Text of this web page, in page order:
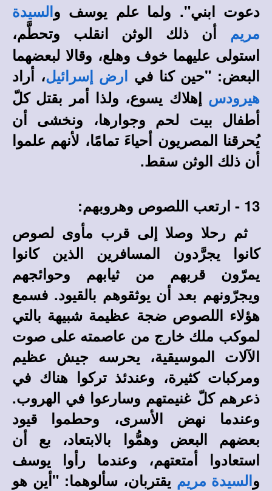
دعوت ابني". ولما علم يوسف و السيدة
مريم
أن ذلك الوثن انقلب وتحطَّم،
استولى عليهما خوف وهلع، وقالا لبعضهما
البعض: "حين كنا في
ارض إسرائيل، أراد
هيرودس إهلاك يسوع، ولذا أمر بقتل كلّ
أطفال بيت لحم وجوارها، ونخشى أن
يُحرقنا المصريون أحياءَ تمامًا، لأنهم علموا
أن ذلك الوثن سقط.
13 - ارتعب اللصوص وهروبهم:
ثم رحلا وصلا إلى قرب مأوى لصوص
كانوا يجرَّدون المسافرين الذين كانوا
يمرّون قربهم من ثيابهم وحوائجهم
ويجرّونهم بعد أن يوثقوهم بالقيود. فسمع
هؤلاء اللصوص ضجة عظيمة شبيهة بالتي
لموكب ملك خارج من عاصمته على صوت
الآلات الموسيقية، يحرسه جيش عظيم
ومركبات كثيرة، وعندئذ تركوا هناك في
ذعرهم كلّ غنيمتهم وسارعوا في الهروب.
وعندما نهض الأسرى، وحطموا قيود
بعضهم البعض وهمُّوا بالابتعاد، بع أن
استعادوا أمتعتهم، وعندما رأوا يوسف
و السيدة مريم يقتربان، سألوهما: "أين هو